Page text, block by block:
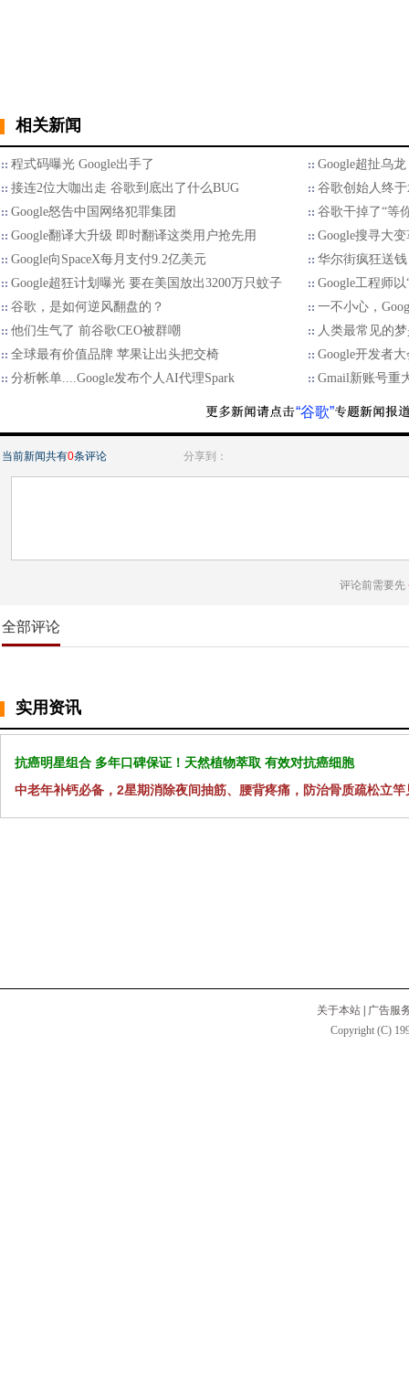
相关新闻
程式码曝光 Google出手了
Google超扯乌
接连2位大咖出走 谷歌到底出了什么BUG
谷歌创始人终
Google怒告中国网络犯罪集团
谷歌干掉了“等
Google翻译大升级 即时翻译这类用户抢先用
Google搜寻大
Google向SpaceX每月支付9.2亿美元
华尔街疯狂送
Google超狂计划曝光 要在美国放出3200万只蚊子
Google工程师
谷歌，是如何逆风翻盘的？
一不小心，
他们生气了 前谷歌CEO被群嘲
人类最常见的
全球最有价值品牌 苹果让出头把交椅
Google开发者
分析帐单....Google发布个人AI代理Spark
Gmail新账号重
“谷歌”
当前新闻共有0条评论 分享到：
评论前需要先
全部评论
实用资讯
抗癌明星组合 多年口碑保证！天然植物萃取 有效对抗癌细胞
中老年补钙必备，2星期消除夜间抽筋、腰背疼痛，防治骨质疏松立竿
关于本站
广告服
Copyright (C)